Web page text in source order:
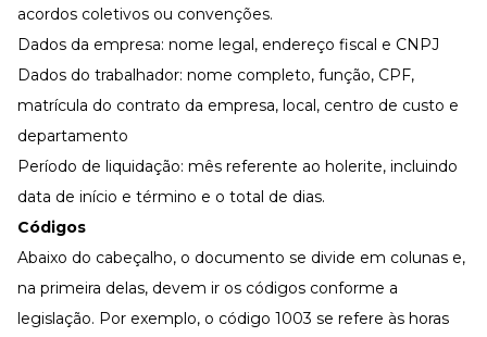
acordos coletivos ou convenções.
Dados da empresa: nome legal, endereço fiscal e CNPJ
Dados do trabalhador: nome completo, função, CPF,
matrícula do contrato da empresa, local, centro de custo e
departamento
Período de liquidação: mês referente ao holerite, incluindo
data de início e término e o total de dias.
Códigos
Abaixo do cabeçalho, o documento se divide em colunas e,
na primeira delas, devem ir os códigos conforme a
legislação. Por exemplo, o código 1003 se refere às horas